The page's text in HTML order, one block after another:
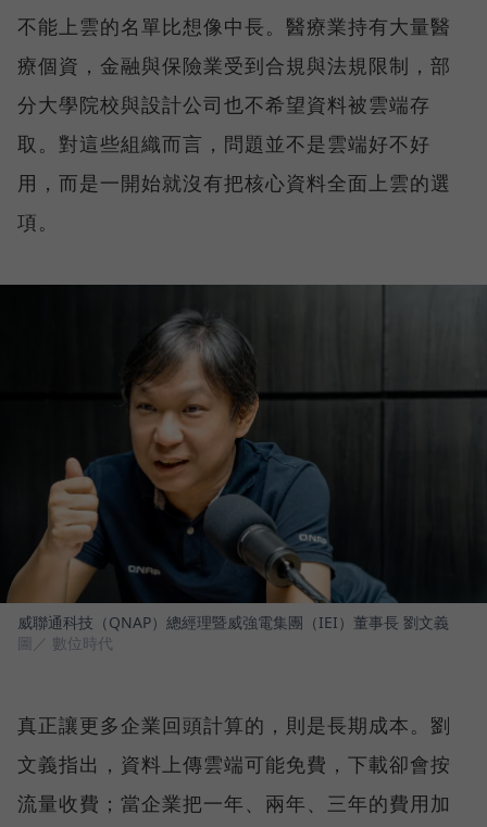
不能上雲的名單比想像中長。醫療業持有大量醫
療個資，金融與保險業受到合規與法規限制，部
分大學院校與設計公司也不希望資料被雲端存
取。對這些組織而言，問題並不是雲端好不好
用，而是一開始就沒有把核心資料全面上雲的選
項。
威聯通科技（QNAP）總經理暨威強電集團（IEI）董事長 劉文義
圖／ 數位時代
真正讓更多企業回頭計算的，則是長期成本。劉
文義指出，資料上傳雲端可能免費，下載卻會按
流量收費；當企業把一年、兩年、三年的費用加